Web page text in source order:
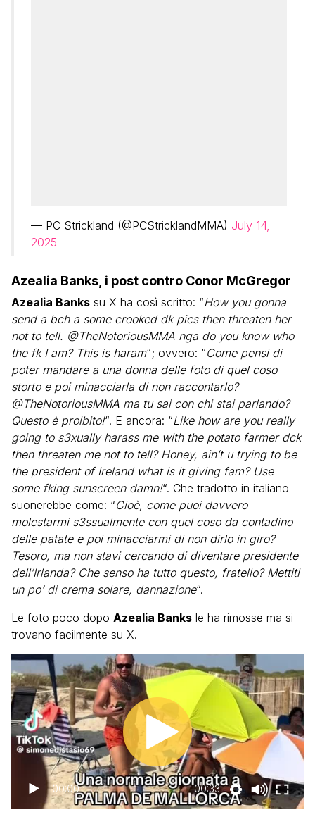
— PC Strickland (@PCStricklandMMA) July 14,
2025
Azealia Banks, i post contro Conor McGregor
Azealia Banks su X ha così scritto: “How you gonna
send a bch a some crooked dk pics then threaten her
not to tell. @TheNotoriousMMA nga do you know who
the fk I am? This is haram“; ovvero: “Come pensi di
poter mandare a una donna delle foto di quel coso
storto e poi minacciarla di non raccontarlo?
@TheNotoriousMMA ma tu sai con chi stai parlando?
Questo è proibito!“. E ancora: “Like how are you really
going to s3xually harass me with the potato farmer dck
then threaten me not to tell? Honey, ain’t u trying to be
the president of Ireland what is it giving fam? Use
some fking sunscreen damn!“. Che tradotto in italiano
suonerebbe come: “Cioè, come puoi davvero
molestarmi s3ssualmente con quel coso da contadino
delle patate e poi minacciarmi di non dirlo in giro?
Tesoro, ma non stavi cercando di diventare presidente
dell’Irlanda? Che senso ha tutto questo, fratello? Mettiti
un po’ di crema solare, dannazione“.
Le foto poco dopo Azealia Banks le ha rimosse ma si
trovano facilmente su X.
00:00 00:33